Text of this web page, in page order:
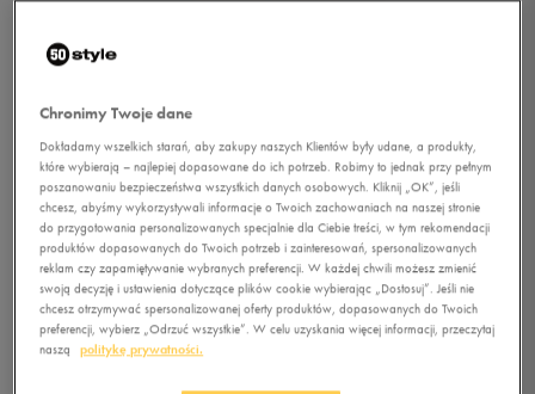
Chronimy Twoje dane
Dokładamy wszelkich starań, aby zakupy naszych Klientów były udane, a produkty,
które wybierają – najlepiej dopasowane do ich potrzeb. Robimy to jednak przy pełnym
poszanowaniu bezpieczeństwa wszystkich danych osobowych. Kliknij „OK”, jeśli
chcesz, abyśmy wykorzystywali informacje o Twoich zachowaniach na naszej stronie
do przygotowania personalizowanych specjalnie dla Ciebie treści, w tym rekomendacji
produktów dopasowanych do Twoich potrzeb i zainteresowań, spersonalizowanych
reklam czy zapamiętywanie wybranych preferencji. W każdej chwili możesz zmienić
swoją decyzję i ustawienia dotyczące plików cookie wybierając „Dostosuj”. Jeśli nie
chcesz otrzymywać spersonalizowanej oferty produktów, dopasowanych do Twoich
preferencji, wybierz „Odrzuć wszystkie”. W celu uzyskania więcej informacji, przeczytaj
naszą
politykę prywatności.